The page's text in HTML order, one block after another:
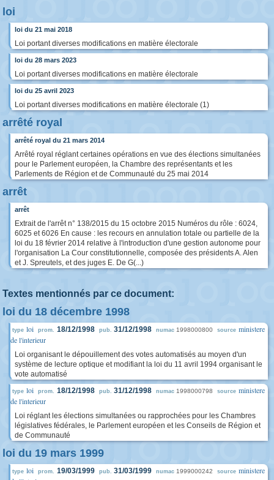
loi
loi du 21 mai 2018
Loi portant diverses modifications en matière électorale
loi du 28 mars 2023
Loi portant diverses modifications en matière électorale
loi du 25 avril 2023
Loi portant diverses modifications en matière électorale (1)
arrêté royal
arrêté royal du 21 mars 2014
Arrêté royal réglant certaines opérations en vue des élections simultanées
pour le Parlement européen, la Chambre des représentants et les
Parlements de Région et de Communauté du 25 mai 2014
arrêt
arrêt
Extrait de l'arrêt n° 138/2015 du 15 octobre 2015 Numéros du rôle : 6024,
6025 et 6026 En cause : les recours en annulation totale ou partielle de la
loi du 18 février 2014 relative à l'introduction d'une gestion autonome pour
l'organisation La Cour constitutionnelle, composée des présidents A. Alen
et J. Spreutels, et des juges E. De G(...)
Textes mentionnés par ce document:
loi du 18 décembre 1998
type loi prom. 18/12/1998 pub. 31/12/1998 numac 1998000800 source ministere
de l'interieur
Loi organisant le dépouillement des votes automatisés au moyen d'un
système de lecture optique et modifiant la loi du 11 avril 1994 organisant le
vote automatisé
type loi prom. 18/12/1998 pub. 31/12/1998 numac 1998000798 source ministere
de l'interieur
Loi réglant les élections simultanées ou rapprochées pour les Chambres
législatives fédérales, le Parlement européen et les Conseils de Région et
de Communauté
loi du 19 mars 1999
type loi prom. 19/03/1999 pub. 31/03/1999 numac 1999000242 source ministere